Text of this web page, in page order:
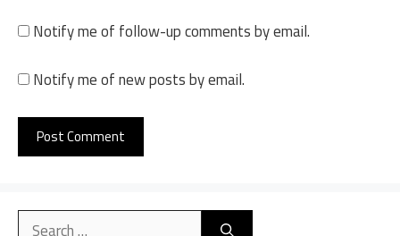
Notify me of follow-up comments by email.
Notify me of new posts by email.
Search